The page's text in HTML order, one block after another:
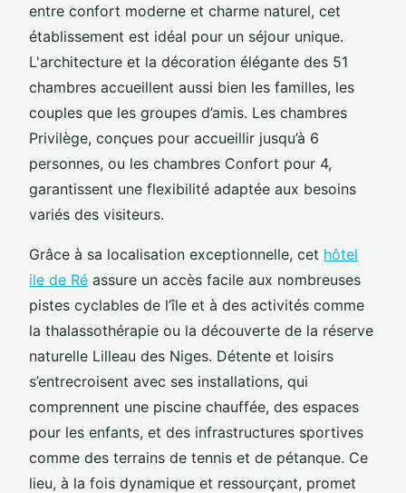
entre confort moderne et charme naturel, cet
établissement est idéal pour un séjour unique.
L'architecture et la décoration élégante des 51
chambres accueillent aussi bien les familles, les
couples que les groupes d’amis. Les chambres
Privilège, conçues pour accueillir jusqu’à 6
personnes, ou les chambres Confort pour 4,
garantissent une flexibilité adaptée aux besoins
variés des visiteurs.
Grâce à sa localisation exceptionnelle, cet hôtel
ile de Ré assure un accès facile aux nombreuses
pistes cyclables de l’île et à des activités comme
la thalassothérapie ou la découverte de la réserve
naturelle Lilleau des Niges. Détente et loisirs
s’entrecroisent avec ses installations, qui
comprennent une piscine chauffée, des espaces
pour les enfants, et des infrastructures sportives
comme des terrains de tennis et de pétanque. Ce
lieu, à la fois dynamique et ressourçant, promet